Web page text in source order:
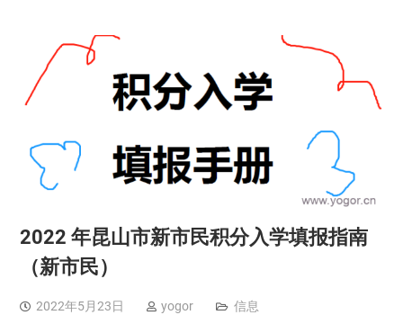
2022 年昆山市新市民积分入学填报指南
（新市民）
2022年5月23日 yogor 信息